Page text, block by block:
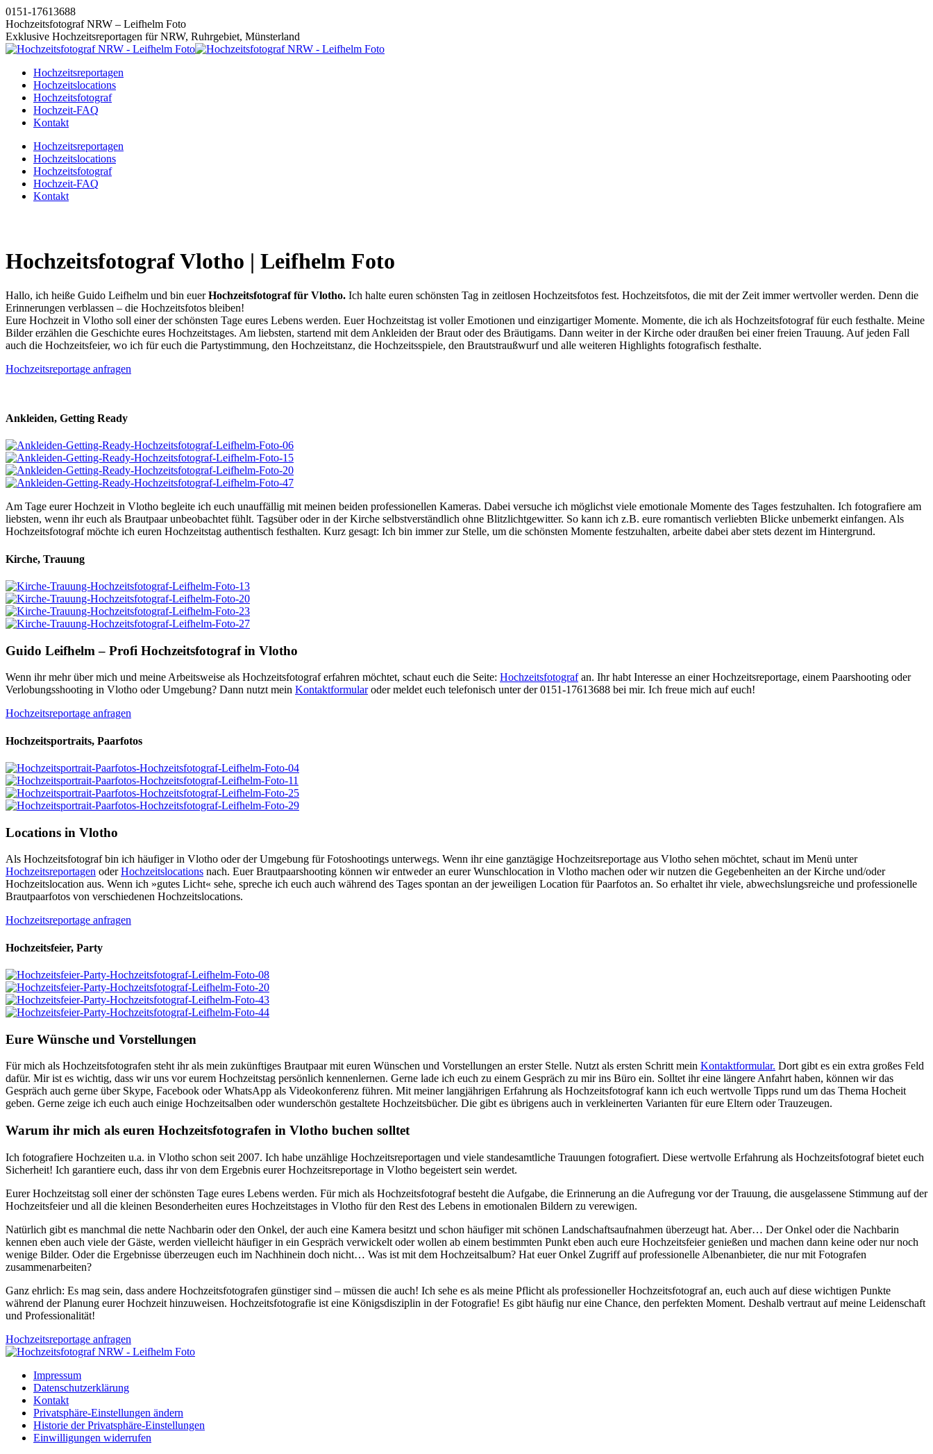
Zum
Inhalt
springen
0151-17613688
Hochzeitsfotograf NRW – Leifhelm Foto
Exklusive Hochzeitsreportagen für NRW, Ruhrgebiet, Münsterland
Hochzeitsreportagen
Hochzeitslocations
Hochzeitsfotograf
Hochzeit-FAQ
Kontakt
Instagram
page
opens
new
Facebook
page
opens
new
Pinterest
page
opens
new
page
opens
new
Hochzeitsreportagen
Hochzeitslocations
Hochzeitsfotograf
Hochzeit-FAQ
Kontakt
Hochzeitsfotograf Vlotho | Leifhelm Foto
Hallo, ich heiße Guido Leifhelm und bin euerHochzeitsfotograf für Vlotho. Ich halte euren schönsten Tag in zeitlosen Hochzeitsfotos fest. Hochzeitsfotos, die mit der Zeit immer wertvoller werden. Denn die
Erinnerungen verblassen – die Hochzeitsfotos bleiben!
Eure Hochzeit in Vlotho soll einer der schönsten Tage eures Lebens werden. Euer Hochzeitstag ist voller Emotionen und einzigartiger Momente. Momente, die ich als Hochzeitsfotograf für euch festhalte. Meine
Bilder erzählen die Geschichte eures Hochzeitstages. Am liebsten, startend mit dem Ankleiden der Braut oder des Bräutigams. Dann weiter in der Kirche oder draußen bei einer freien Trauung. Auf jeden Fall
auch die Hochzeitsfeier, wo ich für euch die Partystimmung, den Hochzeitstanz, die Hochzeitsspiele, den Brautstraußwurf und alle weiteren Highlights fotografisch festhalte.
Hochzeitsreportage anfragen
Ankleiden, Getting Ready
Am Tage eurer Hochzeit in Vlotho begleite ich euch unauffällig mit meinen beiden professionellen Kameras. Dabei versuche ich möglichst viele emotionale Momente des Tages festzuhalten. Ich fotografiere am
liebsten, wenn ihr euch als Brautpaar unbeobachtet fühlt. Tagsüber oder in der Kirche selbstverständlich ohne Blitzlichtgewitter. So kann ich z.B. eure romantisch verliebten Blicke unbemerkt einfangen. Als
Hochzeitsfotograf möchte ich euren Hochzeitstag authentisch festhalten. Kurz gesagt: Ich bin immer zur Stelle, um die schönsten Momente festzuhalten, arbeite dabei aber stets dezent im Hintergrund.
Kirche, Trauung
Guido Leifhelm – Profi Hochzeitsfotograf in Vlotho
Wenn ihr mehr über mich und meine Arbeitsweise als Hochzeitsfotograf erfahren möchtet, schaut euch die Seite: Hochzeitsfotografan. Ihr habt Interesse an einer Hochzeitsreportage, einem Paarshooting oder
Verlobungsshooting in Vlotho oder Umgebung? Dann nutzt mein Kontaktformularoder meldet euch telefonisch unter der 0151-17613688 bei mir. Ich freue mich auf euch!
Hochzeitsreportage anfragen
Hochzeitsportraits, Paarfotos
Locations in Vlotho
Als Hochzeitsfotograf bin ich häufiger in Vlotho oder der Umgebung für Fotoshootings unterwegs. Wenn ihr eine ganztägige Hochzeitsreportage aus Vlotho sehen möchtet, schaut im Menü unter
Hochzeitsreportagen oderHochzeitslocations nach. Euer Brautpaarshooting können wir entweder an eurer Wunschlocation in Vlotho machen oder wir nutzen die Gegebenheiten an der Kirche und/oder
Hochzeitslocation aus. Wenn ich »gutes Licht« sehe, spreche ich euch auch während des Tages spontan an der jeweiligen Location für Paarfotos an. So erhaltet ihr viele, abwechslungsreiche und professionelle
Brautpaarfotos von verschiedenen Hochzeitslocations.
Hochzeitsreportage anfragen
Hochzeitsfeier, Party
Eure Wünsche und Vorstellungen
Für mich als Hochzeitsfotografen steht ihr als mein zukünftiges Brautpaar mit euren Wünschen und Vorstellungen an erster Stelle. Nutzt als ersten Schritt mein Kontaktformular. Dort gibt es ein extra großes Feld
dafür. Mir ist es wichtig, dass wir uns vor eurem Hochzeitstag persönlich kennenlernen. Gerne lade ich euch zu einem Gespräch zu mir ins Büro ein. Solltet ihr eine längere Anfahrt haben, können wir das
Gespräch auch gerne über Skype, Facebook oder WhatsApp als Videokonferenz führen. Mit meiner langjährigen Erfahrung als Hochzeitsfotograf kann ich euch wertvolle Tipps rund um das Thema Hocheit
geben. Gerne zeige ich euch auch einige Hochzeitsalben oder wunderschön gestaltete Hochzeitsbücher. Die gibt es übrigens auch in verkleinerten Varianten für eure Eltern oder Trauzeugen.
Warum ihr mich als euren Hochzeitsfotografen in Vlotho buchen solltet
Ich fotografiere Hochzeiten u.a. in Vlotho schon seit 2007. Ich habe unzählige Hochzeitsreportagen und viele standesamtliche Trauungen fotografiert. Diese wertvolle Erfahrung als Hochzeitsfotograf bietet euch
Sicherheit! Ich garantiere euch, dass ihr von dem Ergebnis eurer Hochzeitsreportage in Vlotho begeistert sein werdet.
Eurer Hochzeitstag soll einer der schönsten Tage eures Lebens werden. Für mich als Hochzeitsfotograf besteht die Aufgabe, die Erinnerung an die Aufregung vor der Trauung, die ausgelassene Stimmung auf der
Hochzeitsfeier und all die kleinen Besonderheiten eures Hochzeitstages in Vlotho für den Rest des Lebens in emotionalen Bildern zu verewigen.
Natürlich gibt es manchmal die nette Nachbarin oder den Onkel, der auch eine Kamera besitzt und schon häufiger mit schönen Landschaftsaufnahmen überzeugt hat. Aber… Der Onkel oder die Nachbarin
kennen eben auch viele der Gäste, werden vielleicht häufiger in ein Gespräch verwickelt oder wollen ab einem bestimmten Punkt eben auch eure Hochzeitsfeier genießen und machen dann keine oder nur noch
wenige Bilder. Oder die Ergebnisse überzeugen euch im Nachhinein doch nicht… Was ist mit dem Hochzeitsalbum? Hat euer Onkel Zugriff auf professionelle Albenanbieter, die nur mit Fotografen
zusammenarbeiten?
Ganz ehrlich: Es mag sein, dass andere Hochzeitsfotografen günstiger sind – müssen die auch! Ich sehe es als meine Pflicht als professioneller Hochzeitsfotograf an, euch auch auf diese wichtigen Punkte
während der Planung eurer Hochzeit hinzuweisen. Hochzeitsfotografie ist eine Königsdisziplin in der Fotografie! Es gibt häufig nur eine Chance, den perfekten Moment. Deshalb vertraut auf meine Leidenschaft
und Professionalität!
Hochzeitsreportage anfragen
Impressum
Datenschutzerklärung
Kontakt
Privatsphäre-Einstellungen ändern
Historie der Privatsphäre-Einstellungen
Einwilligungen widerrufen